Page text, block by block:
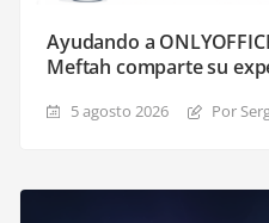
Ayudando a
Meftah comparte su
5 agosto 2026 Por